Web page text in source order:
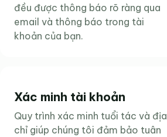
đều được thông báo rõ ràng qua
email và thông báo trong tài
khoản của bạn.
Xác minh tài khoản
Quy trình xác minh tuổi tác và địa
chỉ giúp chúng tôi đảm bảo tuân